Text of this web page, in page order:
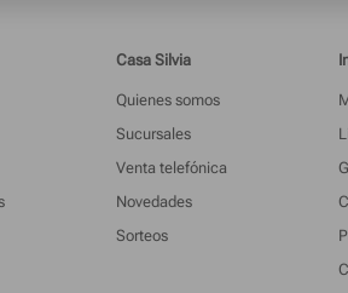
Casa Silvia
Quienes somos
Sucursales
Venta telefónica
Novedades
Sorteos